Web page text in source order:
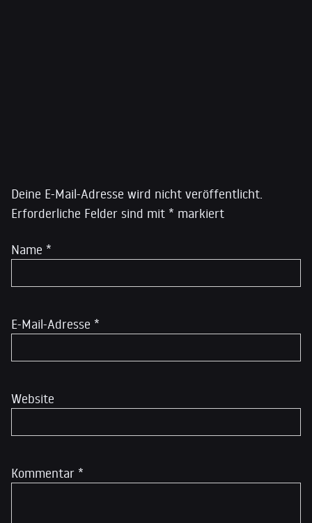
Deine E-Mail-Adresse wird nicht veröffentlicht.
Erforderliche Felder sind mit * markiert
Kommentar *
Name *
E-Mail-Adresse *
Website